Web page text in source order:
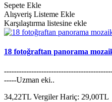
Sepete Ekle
Alışveriş Listeme Ekle
Karşılaştırma listesine ekle
18 fotoğraftan panorama
-----Uzman eki..
34,22TL Vergiler Hariç: 29,00TL